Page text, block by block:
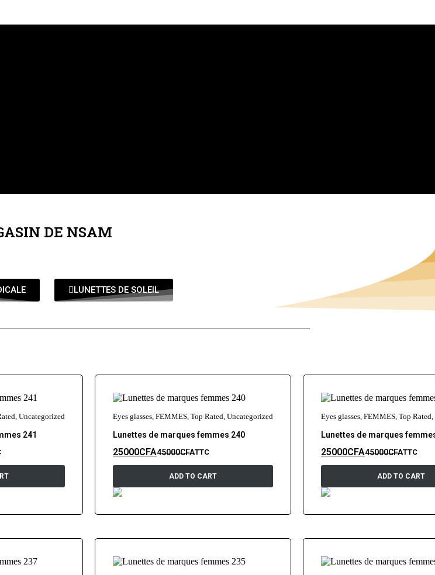
DE NSAM
LUNETTES DE SOLEIL
, Uncategorized
241
Eyes glasses, FEMMES, Top Rated, Uncategorized
Lunettes de marques femmes 240
45000CFA
25000CFA TTC
ADD TO CART
Eyes glasses, FEMMES, Top Rated,
Lunettes de marques
45000CFA
25000CFA TTC
ADD TO CART